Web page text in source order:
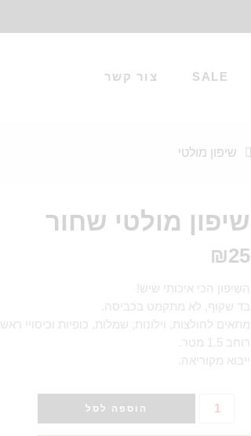
SALE צור קשר
שיפון מולטי
שיפון מולטי שחור
₪25
השיפון הכי איכותי שיש!
בד שקוף, לא מתקמט בכביסה.
מתאים לחולצות, וילונות, שמלות, כופיות וכיסויי ראש.
רוחב 1.5 מטר.
ייבוא מקוריאה.
הוספה לסל